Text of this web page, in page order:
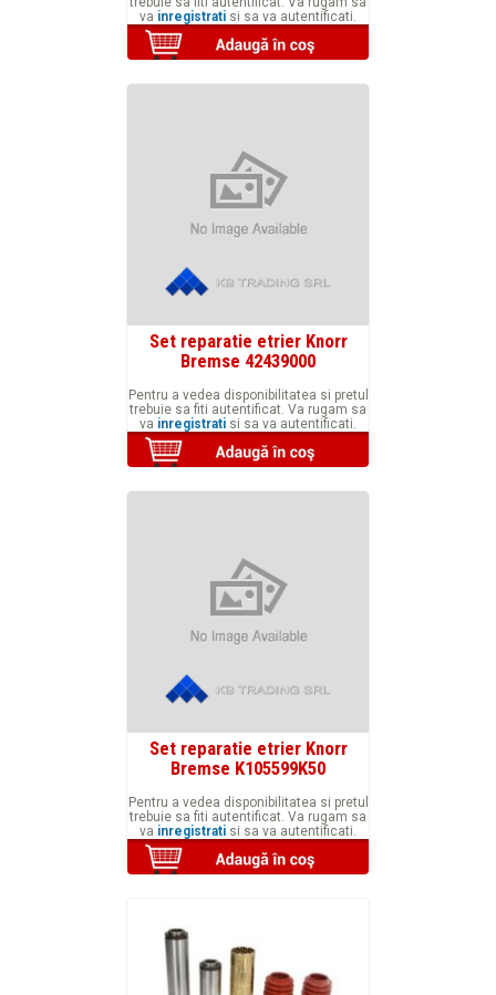
va inregistrati si sa va autentificati.
Set reparatie etrier Knorr
Bremse 42439000
Pentru a vedea disponibilitatea si pretul
trebuie sa fiti autentificat. Va rugam sa
va inregistrati si sa va autentificati.
Set reparatie etrier Knorr
Bremse K105599K50
Pentru a vedea disponibilitatea si pretul
trebuie sa fiti autentificat. Va rugam sa
va inregistrati si sa va autentificati.